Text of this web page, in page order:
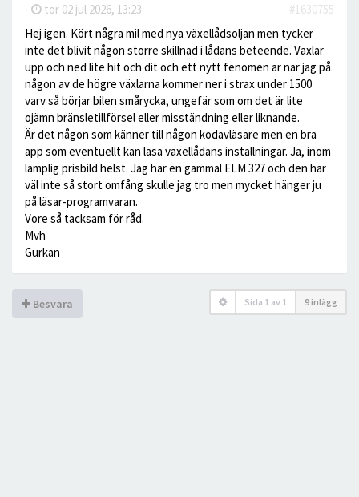
- tor 02 jul 2026, 13:23
#1630755
Hej igen. Kört några mil med nya växellådsoljan men tycker
inte det blivit någon större skillnad i lådans beteende. Växlar
upp och ned lite hit och dit och ett nytt fenomen är när jag på
någon av de högre växlarna kommer ner i strax under 1500
varv så börjar bilen smårycka, ungefär som om det är lite
ojämn bränsletillförsel eller misständning eller liknande.
Är det någon som känner till någon kodavläsare men en bra
app som eventuellt kan läsa växellådans inställningar. Ja, inom
lämplig prisbild helst. Jag har en gammal ELM 327 och den har
väl inte så stort omfång skulle jag tro men mycket hänger ju
på läsar-programvaran.
Vore så tacksam för råd.
Mvh
Gurkan
Besvara Sida 1 av 1 9 inlägg